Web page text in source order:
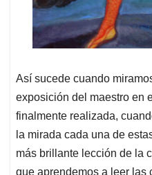
Así sucede cuando
exposición del maestro en
finalmente realizada,
la mirada cada una de
más brillante lección de la
que aprendemos a leer las